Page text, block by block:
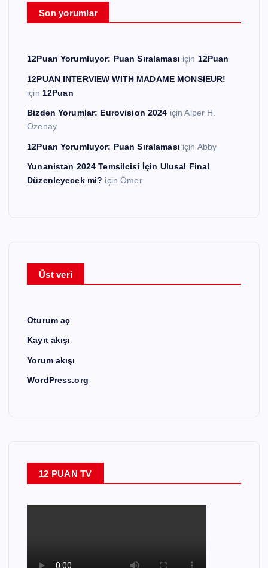
Son yorumlar
12Puan Yorumluyor: Puan Sıralaması için 12Puan
12PUAN INTERVIEW WITH MADAME MONSIEUR!
için 12Puan
Bizden Yorumlar: Eurovision 2024 içinAlper H.
Ozenay
12Puan Yorumluyor: Puan Sıralaması için Abby
Yunanistan 2024 Temsilcisi İçin Ulusal Final
Düzenleyecek mi? içinÖmer
Üst veri
Oturum aç
Kayıt akışı
Yorum akışı
WordPress.org
12 PUAN TV